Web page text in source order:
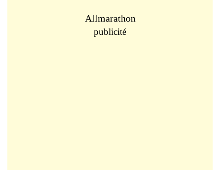
Allmarathon
publicité